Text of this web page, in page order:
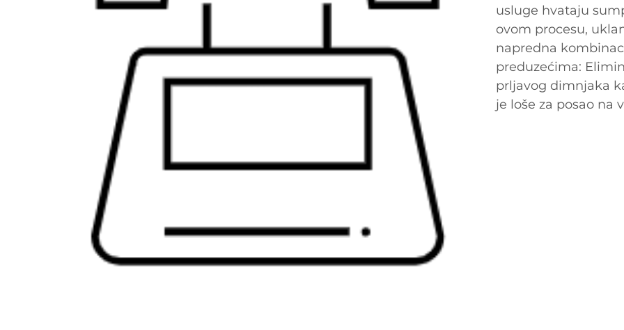
usluge hvataju
ovom procesu,
napredna
preduzećima:
prljavog dimnjaka
je loše za posao na